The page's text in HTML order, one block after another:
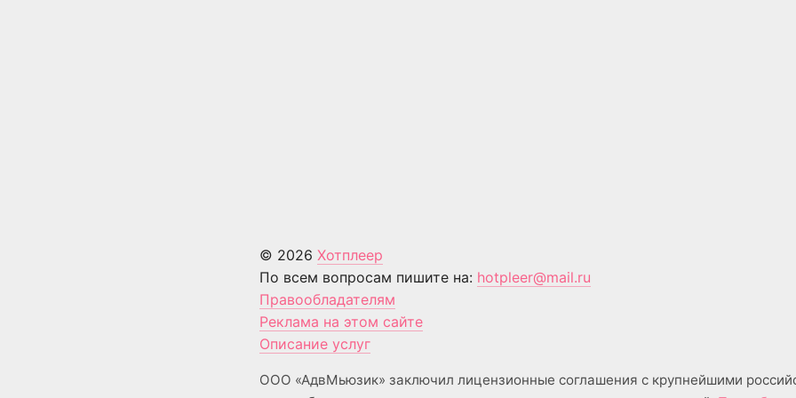
© 2026 Хотплеер
По всем вопросам пишите на: hotpleer@mail.ru
Правообладателям
Реклама на этом сайте
Описание услуг
ООО «АдвМьюзик» заключил лицензионные соглашения с крупнейшими